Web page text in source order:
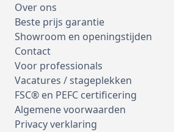
Over ons
Beste prijs garantie
Showroom en openingstijden
Contact
Voor professionals
Vacatures / stageplekken
FSC® en PEFC certificering
Algemene voorwaarden
Privacy verklaring